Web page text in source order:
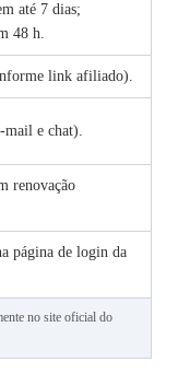
até 7 dias;
48 h.
link afiliado).
e chat).
renovação
página de login da
no site oficial do